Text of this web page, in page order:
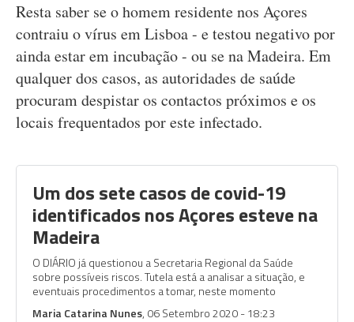
Resta saber se o homem residente nos Açores
contraiu o vírus em Lisboa - e testou negativo por
ainda estar em incubação - ou se na Madeira. Em
qualquer dos casos, as autoridades de saúde
procuram despistar os contactos próximos e os
locais frequentados por este infectado.
Um dos sete casos de covid-19
identificados nos Açores esteve na
Madeira
O DIÁRIO já questionou a Secretaria Regional da Saúde
sobre possíveis riscos. Tutela está a analisar a situação, e
eventuais procedimentos a tomar, neste momento
Maria Catarina Nunes, 06 Setembro 2020 - 18:23